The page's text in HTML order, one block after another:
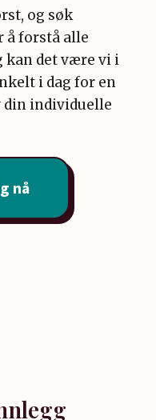
og søk
forstå alle
kan det være vi i
i dag for en
individuelle
nå